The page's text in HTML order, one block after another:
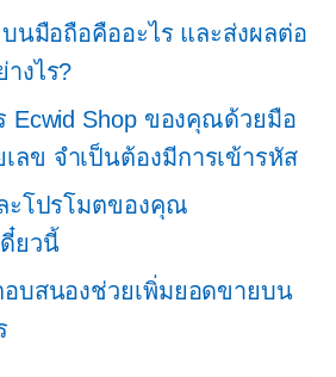
นมือถือคืออะไร และส่งผลต่อ
งไร?
Ecwid Shop ของคุณด้วยมือ
ลข จำเป็นต้องมีการเข้ารหัส
ะโปรโมตของคุณ
ดี๋ยวนี้
บสนองช่วยเพิ่มยอดขายบน